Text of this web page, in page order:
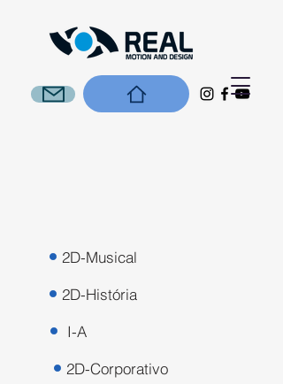
2D-Musical
2D-História
I-A
2D-Corporativo